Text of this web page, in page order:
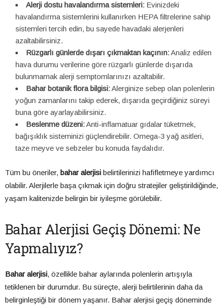
Alerji dostu havalandırma sistemleri: Evinizdeki
havalandırma sistemlerini kullanırken HEPA filtrelerine sahip
sistemleri tercih edin, bu sayede havadaki alerjenleri
azaltabilirsiniz.
Rüzgarlı günlerde dışarı çıkmaktan kaçının:Analiz edilen
hava durumu verilerine göre rüzgarlı günlerde dışarıda
bulunmamak alerji semptomlarınızı azaltabilir.
Bahar botanik flora bilgisi:Alerginize sebep olan polenlerin
yoğun zamanlarını takip ederek, dışarıda geçirdiğiniz süreyi
buna göre ayarlayabilirsiniz.
Beslenme düzeni:Anti-inflamatuar gıdalar tüketmek,
bağışıklık sisteminizi güçlendirebilir. Omega-3 yağ asitleri,
taze meyve ve sebzeler bu konuda faydalıdır.
Tüm bu öneriler, bahar alerjisi belirtilerinizi hafifletmeye yardımcı
olabilir. Alerjilerle başa çıkmak için doğru stratejiler geliştirildiğinde,
yaşam kalitenizde belirgin bir iyileşme görülebilir.
Bahar Alerjisi Geçiş Dönemi: Ne
Yapmalıyız?
Bahar alerjisi, özellikle bahar aylarında polenlerin artışıyla
tetiklenen bir durumdur. Bu süreçte, alerji belirtilerinin daha da
belirginleştiği bir dönem yaşanır. Bahar alerjisi geçiş döneminde